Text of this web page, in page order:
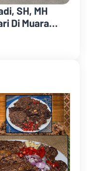
SH, MH
Di Muara